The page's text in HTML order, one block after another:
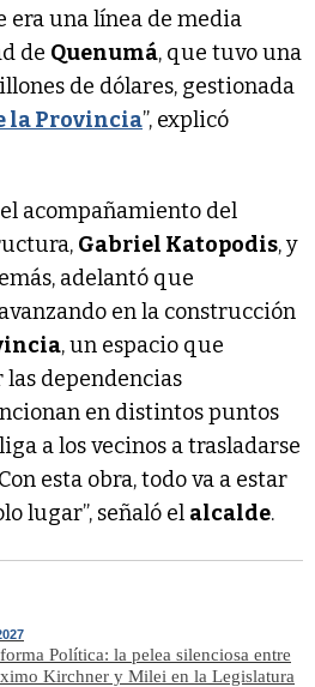
una línea de media
de Quenumá, que tuvo una
de dólares, gestionada
la Provincia”, explicó
acompañamiento del
Gabriel Katopodis, y
adelantó que
en la construcción
, un espacio que
dependencias
en distintos puntos
a los vecinos a trasladarse
esta obra, todo va a estar
lugar”, señaló el alcalde.
Política: la pelea silenciosa entre
Kirchner y Milei en la Legislatura